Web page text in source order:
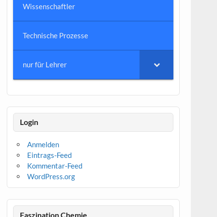
Wissenschaftler
Technische Prozesse
nur für Lehrer
Login
Anmelden
Eintrags-Feed
Kommentar-Feed
WordPress.org
Faszination Chemie